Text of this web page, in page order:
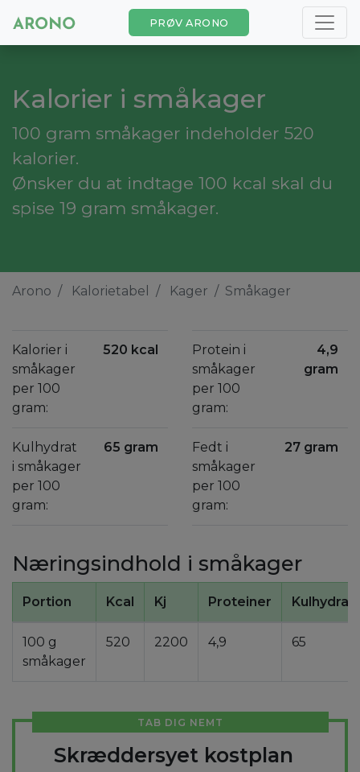
PRØV ARONO
Kalorier i småkager
100 gram småkager indeholder 520
kalorier.
Ønsker du at indtage 100 kcal skal du
spise 19 gram småkager.
Arono Kalorietabel Kager Småkager
Kalorier i
småkager
per 100
gram:
520 kcal
Kulhydrat
i småkager
per 100
gram:
65 gram
Protein i
småkager
per 100
gram:
4,9
gram
Fedt i
småkager
per 100
gram:
27 gram
Næringsindhold i småkager
Portion Kcal Kj Proteiner
100 g
småkager
520 2200 4,9 65
TAB DIG NEMT
Skræddersyet kostplan